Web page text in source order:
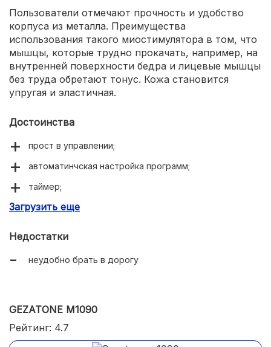
Пользователи отмечают прочность и удобство
корпуса из металла. Преимущества
использования такого миостимулятора в том, что
мышцы, которые трудно прокачать, например, на
внутренней поверхности бедра и лицевые мышцы
без труда обретают тонус. Кожа становится
упругая и эластичная.
Достоинства
прост в управлении;
автоматинчская настройка программ;
таймер;
комфортные ощущения;
Загрузить еще
Недостатки
неудобно брать в дорогу
GEZATONE M1090
Рейтинг: 4.7